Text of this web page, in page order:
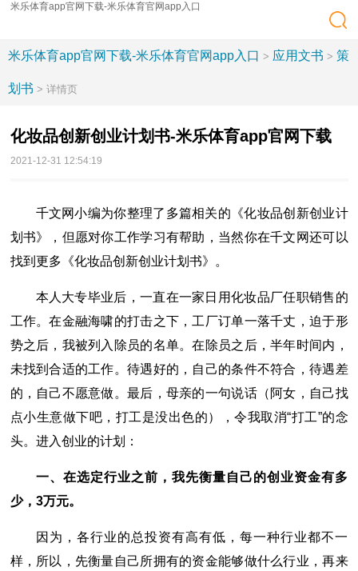
米乐体育app官网下载-米乐体育官网app入口
米乐体育app官网下载-米乐体育官网app入口 > 应用文书 > 策
划书 > 详情页
化妆品创新创业计划书-米乐体育app官网下载
2021-12-31 12:54:19
千文网小编为你整理了多篇相关的《化妆品创新创业计
划书》，但愿对你工作学习有帮助，当然你在千文网还可以
找到更多《化妆品创新创业计划书》。
本人大专毕业后，一直在一家日用化妆品厂任职销售的
工作。在金融海啸的打击之下，工厂订单一落千丈，迫于形
势之后，我被列入除员的名单。在除员之后，半年时间内，
未找到合适的工作。待遇好的，自己的条件不符合，待遇差
的，自己不愿意做。最后，母亲的一句说话（阿女，自己找
点小生意做下吧，打工是没出色的），令我取消“打工”的念
头。进入创业的计划：
一、在选定行业之前，我先衡量自己的创业资金有多
少，3万元。
因为，各行业的总投资有高有低，每一种行业都不一
样，所以，先衡量自己所拥有的资金能够做什么行业，再来